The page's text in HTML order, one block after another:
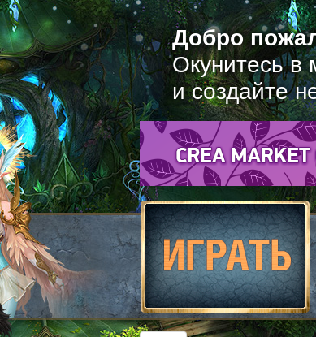
Добро
Окунитесь в
и создайте